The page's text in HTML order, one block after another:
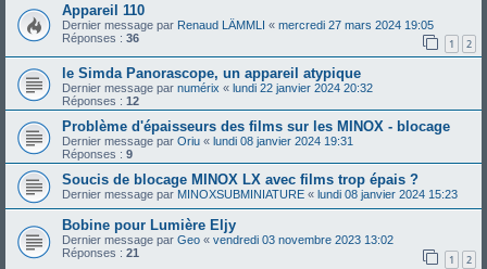
Appareil 110
Dernier message par Renaud LÄMMLI « mercredi 27 mars 2024 19:05
Réponses : 36 1 2
le Simda Panorascope, un appareil atypique
Dernier message par numérix « lundi 22 janvier 2024 20:32
Réponses : 12
Problème d'épaisseurs des films sur les MINOX - blocage
Dernier message par Oriu « lundi 08 janvier 2024 19:31
Réponses : 9
Soucis de blocage MINOX LX avec films trop épais ?
Dernier message par MINOXSUBMINIATURE « lundi 08 janvier 2024 15:23
Bobine pour Lumière Eljy
Dernier message par Geo « vendredi 03 novembre 2023 13:02
Réponses : 21 1 2